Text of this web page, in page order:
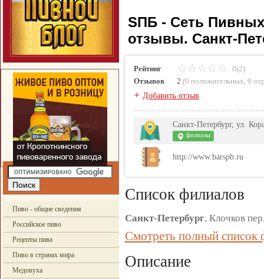
Пиво - общие сведения
Российское пиво
Рецепты пива
Пиво в странах мира
Медовуха
SПБ - Сеть
отзывы. Санкт-
Рейтинг
0(2)
Отзывов
2 (0 положительных, 0
+ Добавить отзыв
Санкт-Петербург, ул.
филиалы
http://www.barspb.ru
Список филиалов
Санкт-Петербург, Клочков
Смотреть полный список
Описание